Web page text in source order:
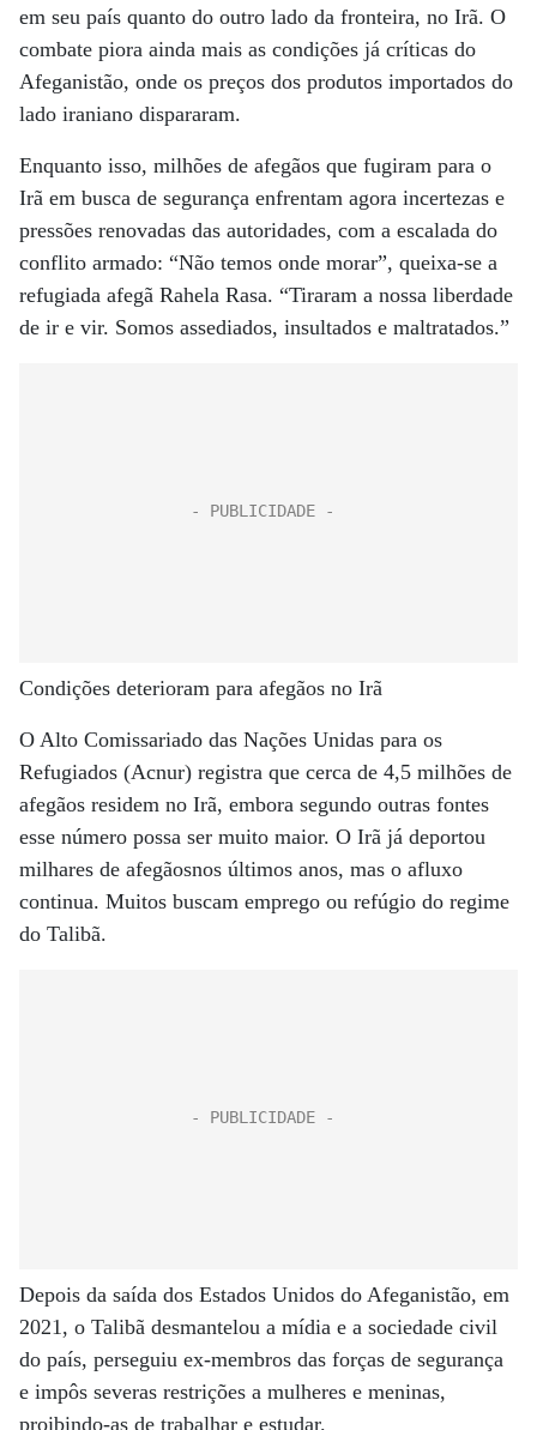
em seu país quanto do outro lado da fronteira, no Irã. O
combate piora ainda mais as condições já críticas do
Afeganistão, onde os preços dos produtos importados do
lado iraniano dispararam.
Enquanto isso, milhões de afegãos que fugiram para o
Irã em busca de segurança enfrentam agora incertezas e
pressões renovadas das autoridades, com a escalada do
conflito armado: “Não temos onde morar”, queixa-se a
refugiada afegã Rahela Rasa. “Tiraram a nossa liberdade
de ir e vir. Somos assediados, insultados e maltratados.”
Condições deterioram para afegãos no Irã
O Alto Comissariado das Nações Unidas para os
Refugiados (Acnur) registra que cerca de 4,5 milhões de
afegãos residem no Irã, embora segundo outras fontes
esse número possa ser muito maior. O Irã já deportou
milhares de afegãosnos últimos anos, mas o afluxo
continua. Muitos buscam emprego ou refúgio do regime
do Talibã.
Depois da saída dos Estados Unidos do Afeganistão, em
2021, o Talibã desmantelou a mídia e a sociedade civil
do país, perseguiu ex-membros das forças de segurança
e impôs severas restrições a mulheres e meninas,
proibindo-as de trabalhar e estudar.